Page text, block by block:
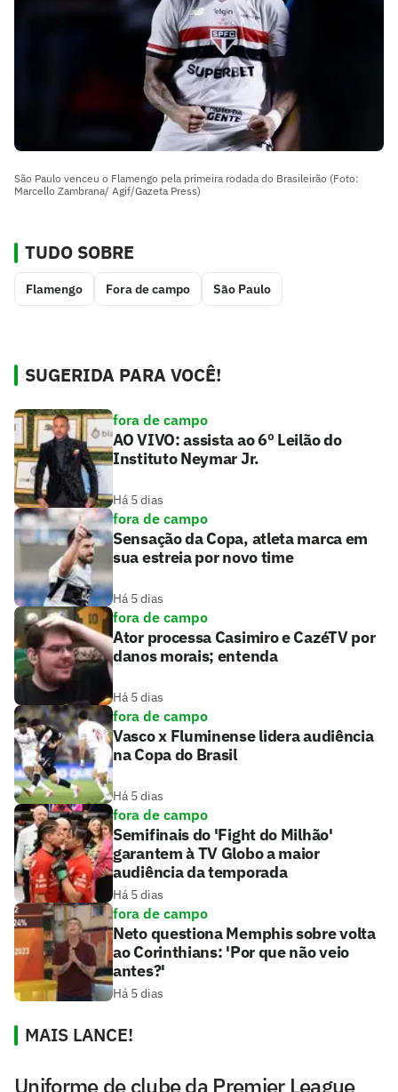
São Paulo venceu o Flamengo pela primeira rodada do Brasileirão (Foto:
Marcello Zambrana/ Agif/Gazeta Press)
TUDO SOBRE
Flamengo Fora de campo São Paulo
SUGERIDA PARA VOCÊ!
fora de campo
AO VIVO: assista ao 6º Leilão do
Instituto Neymar Jr.
Há 5 dias
fora de campo
Sensação da Copa, atleta marca em
sua estreia por novo time
Há 5 dias
fora de campo
Ator processa Casimiro e CazéTV por
danos morais; entenda
Há 5 dias
fora de campo
Vasco x Fluminense lidera audiência
na Copa do Brasil
Há 5 dias
fora de campo
Semifinais do 'Fight do Milhão'
garantem à TV Globo a maior
audiência da temporada
Há 5 dias
fora de campo
Neto questiona Memphis sobre volta
ao Corinthians: 'Por que não veio
antes?'
Há 5 dias
MAIS LANCE!
Uniforme de clube da Premier League